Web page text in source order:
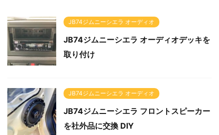
JB74ジムニーシエラ オーディオ
JB74ジムニーシエラ オーディオデッキを
取り付け
JB74ジムニーシエラ オーディオ
JB74ジムニーシエラ フロントスピーカー
を社外品に交換 DIY